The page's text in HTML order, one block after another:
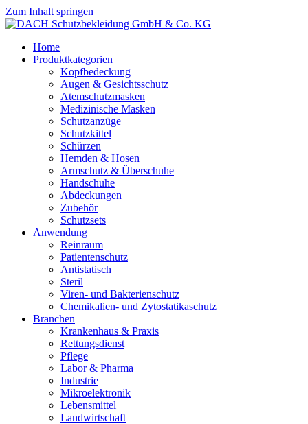
Zum Inhalt springen
Home
Produktkategorien
Kopfbedeckung
Augen & Gesichtsschutz
Atemschutzmasken
Medizinische Masken
Schutzanzüge
Schutzkittel
Schürzen
Hemden & Hosen
Armschutz & Überschuhe
Handschuhe
Abdeckungen
Zubehör
Schutzsets
Anwendung
Reinraum
Patientenschutz
Antistatisch
Steril
Viren- und Bakterienschutz
Chemikalien- und Zytostatikaschutz
Branchen
Krankenhaus & Praxis
Rettungsdienst
Pflege
Labor & Pharma
Industrie
Mikroelektronik
Lebensmittel
Landwirtschaft